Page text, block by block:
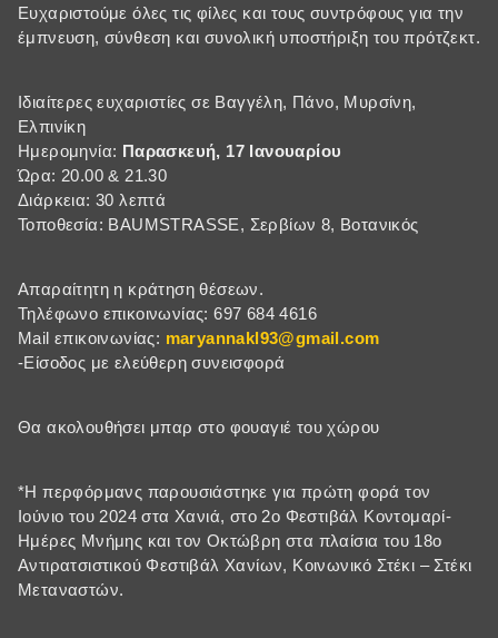
Ευχαριστούμε όλες τις φίλες και τους συντρόφους για την
έμπνευση, σύνθεση και συνολική υποστήριξη του πρότζεκτ.
Ιδιαίτερες ευχαριστίες σε Βαγγέλη, Πάνο, Μυρσίνη,
Ελπινίκη
Ημερομηνία: Παρασκευή, 17 Ιανουαρίου
Ώρα: 20.00 & 21.30
Διάρκεια: 30 λεπτά
Τοποθεσία: BAUMSTRASSE, Σερβίων 8, Βοτανικός
Απαραίτητη η κράτηση θέσεων.
Τηλέφωνο επικοινωνίας: 697 684 4616
Mail επικοινωνίας: maryannakl93@gmail.com
-Είσοδος με ελεύθερη συνεισφορά
Θα ακολουθήσει μπαρ στο φουαγιέ του χώρου
*Η περφόρμανς παρουσιάστηκε για πρώτη φορά τον
Ιούνιο του 2024 στα Χανιά, στο 2ο Φεστιβάλ Κοντομαρί-
Ημέρες Μνήμης και τον Οκτώβρη στα πλαίσια του 18ο
Αντιρατσιστικού Φεστιβάλ Χανίων, Κοινωνικό Στέκι – Στέκι
Μεταναστών.